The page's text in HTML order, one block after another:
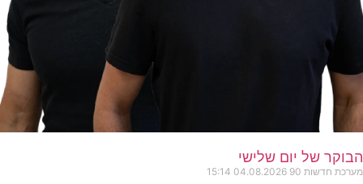
הבוקר של יום שלישי
מערכת חדשות 90 04.08.2026
15:14